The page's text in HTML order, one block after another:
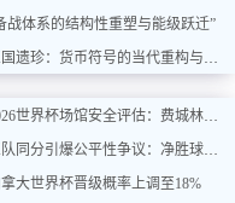
战体系的结构性重塑与能级跃迁”
三国遗珍：货币符号的当代重构与文化价值再生
2026世界杯场馆安全评估：费城林肯金融球场观众疏散通道宽度合规性深度分析
三队同分引爆公平性争议：净胜球规则再遭质疑
大世界杯晋级概率上调至18%